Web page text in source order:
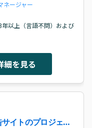
ネージャー
以上（言語不問）および
（スピーキング）能力
細を見る
イトのプロジェク